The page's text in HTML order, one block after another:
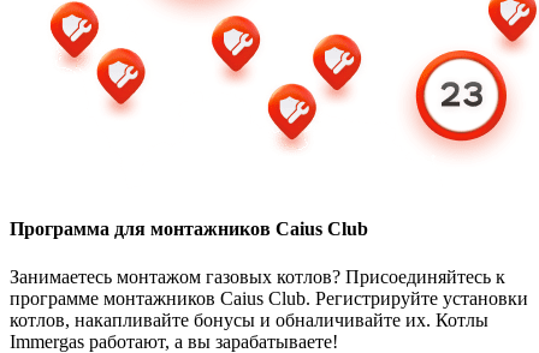
Программа для монтажников Caius Club
Занимаетесь монтажом газовых котлов? Присоединяйтесь к
программе монтажников Caius Club. Регистрируйте установки
котлов, накапливайте бонусы и обналичивайте их. Котлы
Immergas работают, а вы зарабатываете!